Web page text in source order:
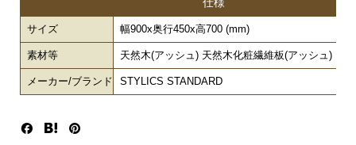
サイズ 幅900x奥行450x高700 (mm)
素材等 天然木(アッシュ) 天然木化粧繊維板(アッシュ) ウ
メーカー/ブランド STYLICS STANDARD